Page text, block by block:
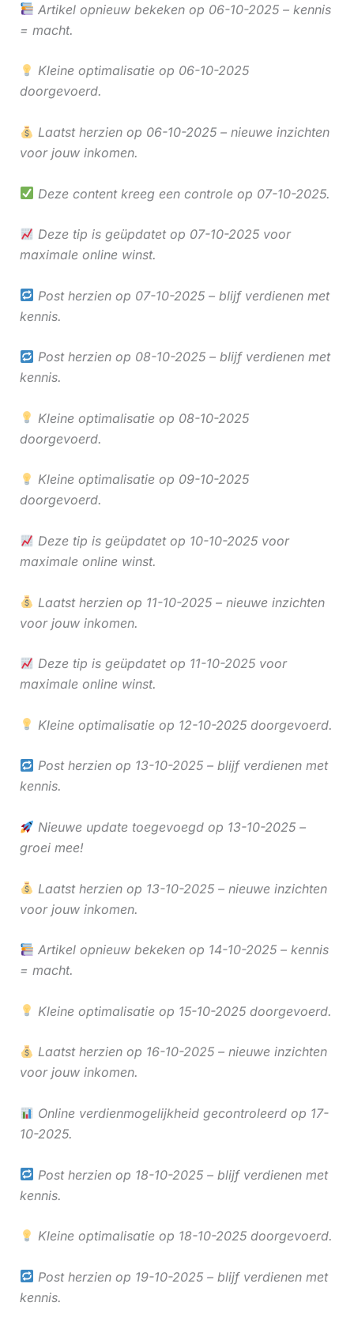
Artikel opnieuw bekeken op 06-10-2025 – kennis
= macht.
Kleine optimalisatie op 06-10-2025
doorgevoerd.
Laatst herzien op 06-10-2025 – nieuwe inzichten
voor jouw inkomen.
Deze content kreeg een controle op 07-10-2025.
Deze tip is geüpdatet op 07-10-2025 voor
maximale online winst.
Post herzien op 07-10-2025 – blijf verdienen met
kennis.
Post herzien op 08-10-2025 – blijf verdienen met
kennis.
Kleine optimalisatie op 08-10-2025
doorgevoerd.
Kleine optimalisatie op 09-10-2025
doorgevoerd.
Deze tip is geüpdatet op 10-10-2025 voor
maximale online winst.
Laatst herzien op 11-10-2025 – nieuwe inzichten
voor jouw inkomen.
Deze tip is geüpdatet op 11-10-2025 voor
maximale online winst.
Kleine optimalisatie op 12-10-2025 doorgevoerd.
Post herzien op 13-10-2025 – blijf verdienen met
kennis.
Nieuwe update toegevoegd op 13-10-2025 –
groei mee!
Laatst herzien op 13-10-2025 – nieuwe inzichten
voor jouw inkomen.
Artikel opnieuw bekeken op 14-10-2025 – kennis
= macht.
Kleine optimalisatie op 15-10-2025 doorgevoerd.
Laatst herzien op 16-10-2025 – nieuwe inzichten
voor jouw inkomen.
Online verdienmogelijkheid gecontroleerd op 17-
10-2025.
Post herzien op 18-10-2025 – blijf verdienen met
kennis.
Kleine optimalisatie op 18-10-2025 doorgevoerd.
Post herzien op 19-10-2025 – blijf verdienen met
kennis.